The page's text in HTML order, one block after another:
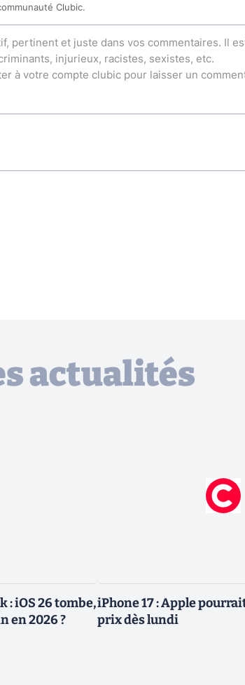
Clubic.
actualités
: iOS 26 tombe,
en 2026 ?
iPhone 17 : Apple
prix dès lundi